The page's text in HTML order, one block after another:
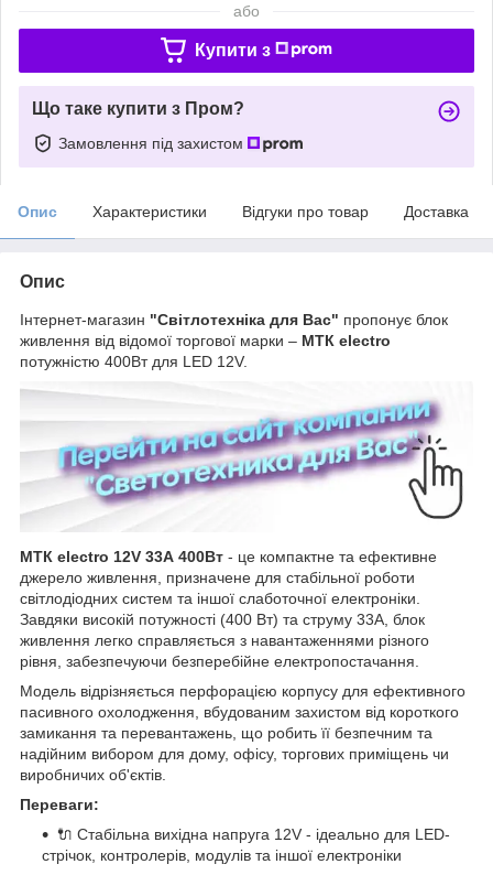
або
Купити з
Що таке купити з Пром?
Замовлення під захистом
Опис Характеристики Відгуки про товар Доставка
Опис
Інтернет-магазин "Світлотехніка для Вас" пропонує блок
живлення від відомої торгової марки – МТК electro
потужністю 400Вт для LED 12V.
МТК electro 12V 33А 400Вт - це компактне та ефективне
джерело живлення, призначене для стабільної роботи
світлодіодних систем та іншої слаботочної електроніки.
Завдяки високій потужності (400 Вт) та струму 33А, блок
живлення легко справляється з навантаженнями різного
рівня, забезпечуючи безперебійне електропостачання.
Модель відрізняється перфорацією корпусу для ефективного
пасивного охолодження, вбудованим захистом від короткого
замикання та перевантажень, що робить її безпечним та
надійним вибором для дому, офісу, торгових приміщень чи
виробничих об'єктів.
Переваги:
🔌 Стабільна вихідна напруга 12V - ідеально для LED-
стрічок, контролерів, модулів та іншої електроніки